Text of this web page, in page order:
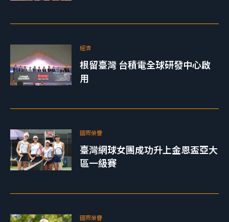
經濟
根留臺灣 台積電全球研發中心啟
用
國際榮譽
臺灣網球女團成功升上金恩盃亞大
區一級賽
國際榮譽